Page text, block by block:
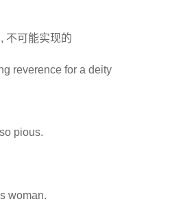
不可能实现的
reverence for a deity
pious.
woman.